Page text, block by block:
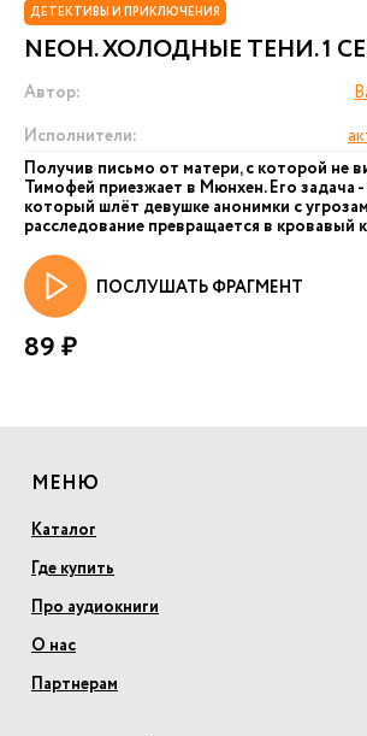
ДЕТЕКТИВЫ И ПРИКЛЮЧЕНИЯ
NEОН. ХОЛОДНЫЕ ТЕНИ. 1
Автор:
Исполнители:
Получив письмо от матери, с которой не
Тимофей приезжает в Мюнхен. Его задача -
который шлёт девушке анонимки с
расследование превращается в кровавый
ПОСЛУШАТЬ ФРАГМЕНТ
89 ₽
МЕНЮ
Каталог
Где купить
Про аудиокниги
О нас
Партнерам